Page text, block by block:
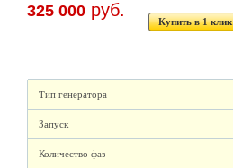
325 000 руб.
Купить в 1 клик
Тип генератора
Запуск
Количество фаз